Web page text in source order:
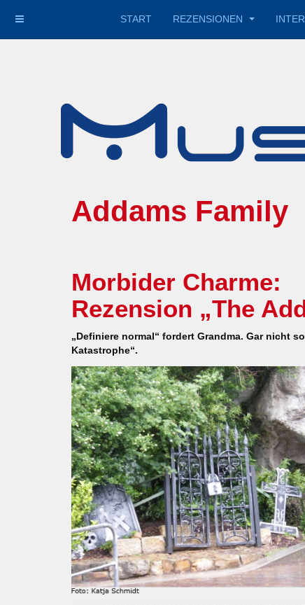
START REZENSIONEN
Addams
Morbider Charme:
Rezension „The
„Definiere normal“ fordert Grandma. Gar nicht
Katastrophe“.